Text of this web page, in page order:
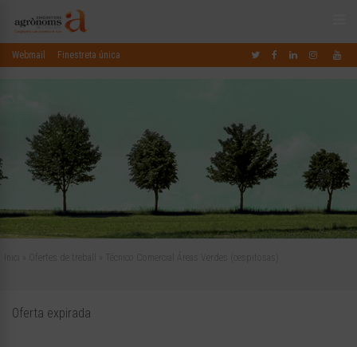
Webmail Finestreta única
Oferta expirada